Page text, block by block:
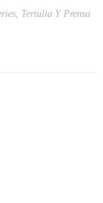
Tertulia Y Prensa